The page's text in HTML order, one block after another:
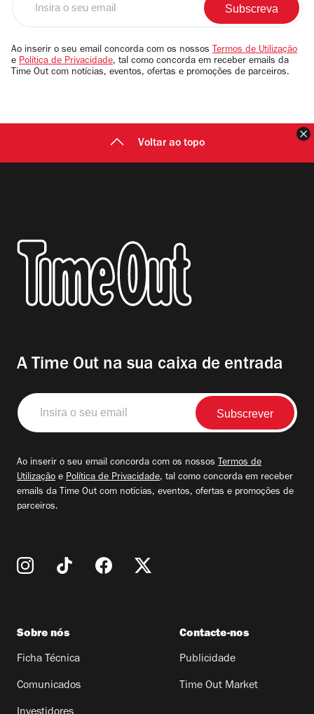
email
Ao inserir o seu email concorda com os nossos Termos de Utilização
e Política de Privacidade, tal como concorda em receber emails da
Time Out com notícias, eventos, ofertas e promoções de parceiros.
Voltar ao topo
A Time Out na sua caixa de entrada
Insira
o
seu
Ao inserir o seu email concorda com os nossos Termos de
Utilização e Política de Privacidade, tal como concorda em receber
emails da Time Out com notícias, eventos, ofertas e promoções de
parceiros.
Sobre nós
Ficha Técnica
Comunicados
Contacte-nos
Publicidade
Time Out Market